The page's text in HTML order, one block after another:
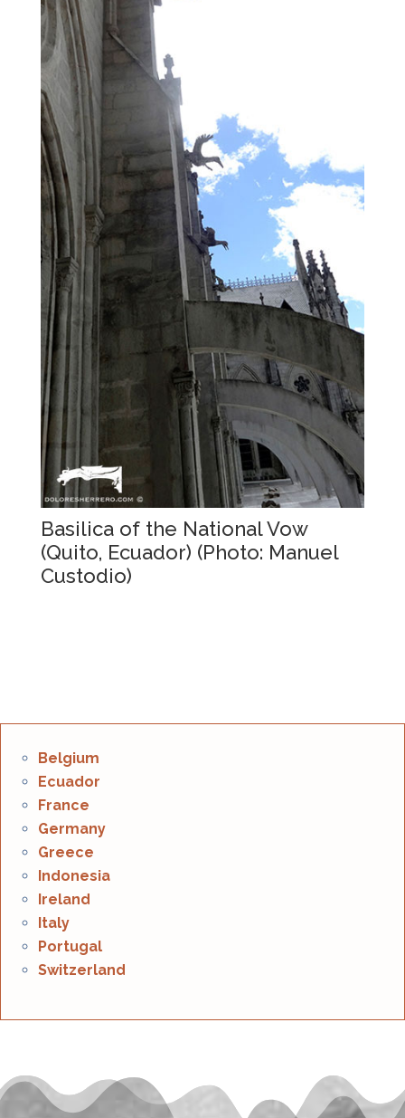
Basilica of the National Vow
(Quito, Ecuador) (Photo: Manuel
Custodio)
Belgium
Ecuador
France
Germany
Greece
Indonesia
Ireland
Italy
Portugal
Switzerland